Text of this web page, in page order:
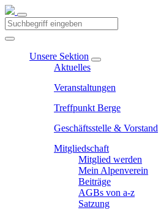
Unsere Sektion
Aktuelles
Veranstaltungen
Treffpunkt Berge
Geschäftsstelle & Vorstand
Mitgliedschaft
Mitglied werden
Mein Alpenverein
Beiträge
AGBs von a-z
Satzung